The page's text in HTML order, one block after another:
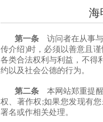
海
第一条 访问者在从事
传介绍)时，必须以善意且
各类合法权利与利益，不得
约以及社会公德的行为。
第二条
本网站郑重提
权、著作权;如果您发现有
署名或作相关处理。